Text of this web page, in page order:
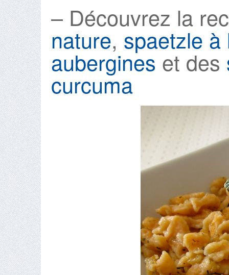
– Découvrez la
nature, spaetzle à
aubergines et des
curcuma